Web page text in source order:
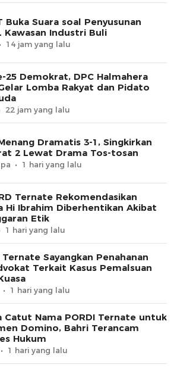
Buka Suara soal Penyusunan
Kawasan Industri Buli
14 jam yang lalu
25 Demokrat, DPC Halmahera
Lomba Rakyat dan Pidato
22 jam yang lalu
Dramatis 3-1, Singkirkan
2 Lewat Drama Tos-tosan
1 hari yang lalu
Ternate Rekomendasikan
Hi Ibrahim Diberhentikan Akibat
Etik
1 hari yang lalu
Sayangkan Penahanan
Terkait Kasus Pemalsuan
1 hari yang lalu
Catut Nama PORDI Ternate untuk
Domino, Bahri Terancam
Hukum
1 hari yang lalu